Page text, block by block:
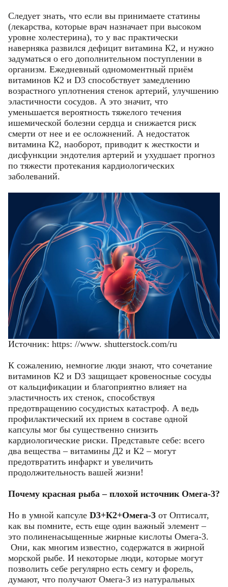
Следует знать, что если вы принимаете статины
(лекарства, которые врач назначает при высоком
уровне холестерина), то у вас практически
наверняка развился дефицит витамина К2, и нужно
задуматься о его дополнительном поступлении в
организм. Ежедневный одномоментный приём
витаминов К2 и D3 способствует замедлению
возрастного уплотнения стенок артерий, улучшению
эластичности сосудов. А это значит, что
уменьшается вероятность тяжелого течения
ишемической болезни сердца и снижается риск
смерти от нее и ее осложнений. А недостаток
витамина К2, наоборот, приводит к жесткости и
дисфункции эндотелия артерий и ухудшает прогноз
по тяжести протекания кардиологических
заболеваний.
Источник: https: //www. shutterstock.com/ru
К сожалению, немногие люди знают, что сочетание
витаминов К2 и D3 защищает кровеносные сосуды
от кальцификации и благоприятно влияет на
эластичность их стенок, способствуя
предотвращению сосудистых катастроф. А ведь
профилактический их прием в составе одной
капсулы мог бы существенно снизить
кардиологические риски. Представьте себе: всего
два вещества – витамины Д2 и К2 – могут
предотвратить инфаркт и увеличить
продолжительность вашей жизни!
Почему красная рыба – плохой источник Омега-3?
Но в умной капсуле D3+К2+Омега-3 от Оптисалт,
как вы помните, есть еще один важный элемент –
это полиненасыщенные жирные кислоты Омега-3.
Они, как многим известно, содержатся в жирной
морской рыбе. И некоторые люди, которые могут
позволить себе регулярно есть семгу и форель,
думают, что получают Омега-3 из натуральных